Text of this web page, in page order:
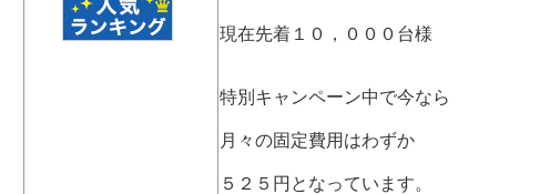
現在先着１０，０００台様
特別キャンペーン中で今なら
月々の固定費用はわずか
５２５円となっています。